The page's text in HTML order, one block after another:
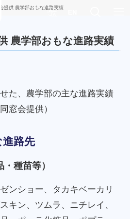
提供 農学部おもな進路実績
農学部おもな進路実績
た、農学部の主な進路実績
窓会提供）
路先
種苗等）
ンショー、タカキベーカリ
キン、ツムラ、ニチレイ、